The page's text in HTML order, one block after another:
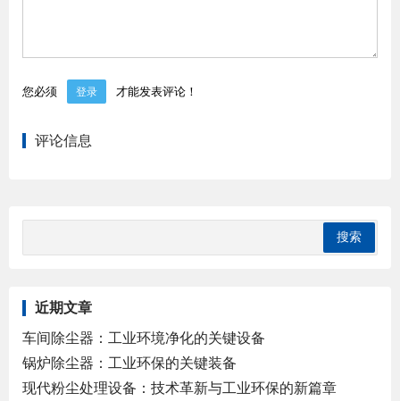
您必须 登录 才能发表评论！
评论信息
近期文章
车间除尘器：工业环境净化的关键设备
锅炉除尘器：工业环保的关键装备
现代粉尘处理设备：技术革新与工业环保的新篇章